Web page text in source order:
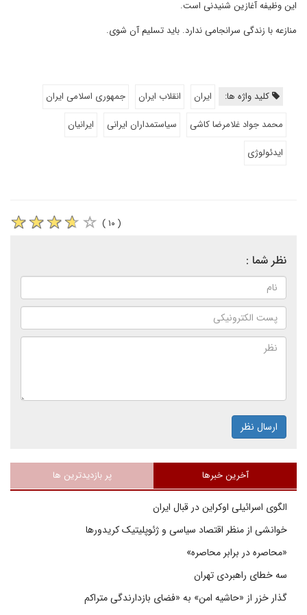
این وظیفه آغازین شنیدنی است.
منازعه با زندگی سرانجامی ندارد. باید تسلیم آن شوی.
کلید واژه ها: ایران انقلاب ایران
جمهوری اسلامی ایران
محمد جواد غلامرضا کاشی
سیاستمداران ایرانی
ایرانیان
ایدئولوژی
( ۱۰ )
نظر شما :
ارسال نظر
آخرین خبرها پر بازدیدترین ها
الگوی اسرائیلی اوکراین در قبال ایران
خوانشی از منظر اقتصاد سیاسی و ژئوپلیتیک کریدورها
«محاصره در برابر محاصره»
سه خطای راهبردی تهران
گذار خزر از «حاشیه امن» به «فضای بازدارندگی متراکم